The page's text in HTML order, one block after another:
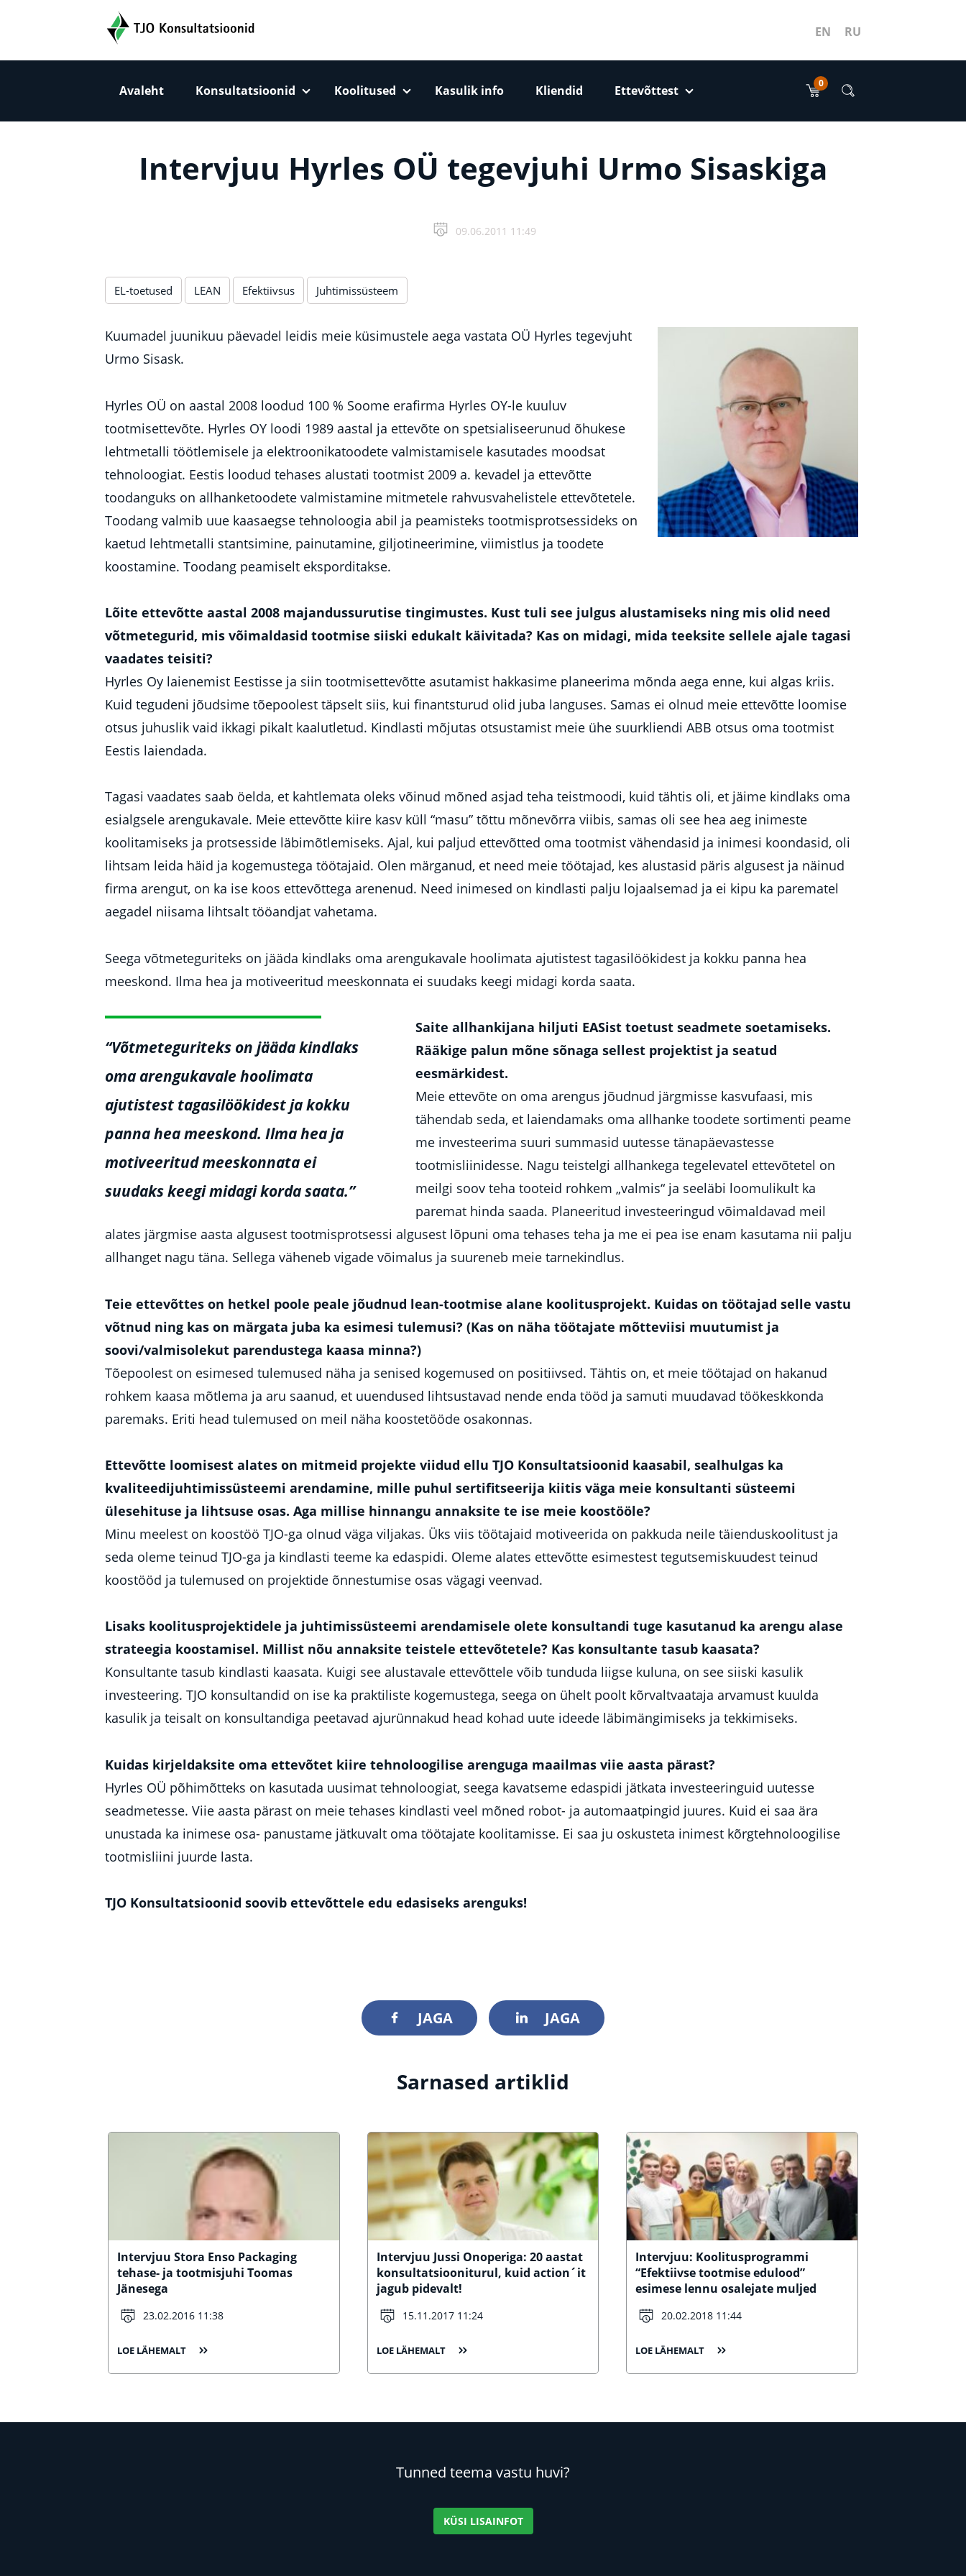
TJO Konsultatsioonid
EN RU
Avaleht Konsultatsioonid Koolitused Kasulik info Kliendid Ettevõttest 0
Peamise sisu sektsioonIntervjuu Hyrles OÜ tegevjuhi Urmo Sisaskiga
09.06.2011 11:49
EL-toetused LEAN Efektiivsus Juhtimissüsteem
Kuumadel juunikuu päevadel leidis meie küsimustele aega vastata OÜ Hyrles tegevjuht
Urmo Sisask.
Hyrles OÜ on aastal 2008 loodud 100 % Soome erafirma Hyrles OY-le kuuluv
tootmisettevõte. Hyrles OY loodi 1989 aastal ja ettevõte on spetsialiseerunud õhukese
lehtmetalli töötlemisele ja elektroonikatoodete valmistamisele kasutades moodsat
tehnoloogiat. Eestis loodud tehases alustati tootmist 2009 a. kevadel ja ettevõtte
toodanguks on allhanketoodete valmistamine mitmetele rahvusvahelistele ettevõtetele.
Toodang valmib uue kaasaegse tehnoloogia abil ja peamisteks tootmisprotsessideks on
kaetud lehtmetalli stantsimine, painutamine, giljotineerimine, viimistlus ja toodete
koostamine. Toodang peamiselt eksporditakse.
Lõite ettevõtte aastal 2008 majandussurutise tingimustes. Kust tuli see julgus alustamiseks ning mis olid need
võtmetegurid, mis võimaldasid tootmise siiski edukalt käivitada? Kas on midagi, mida teeksite sellele ajale tagasi
vaadates teisiti?
Hyrles Oy laienemist Eestisse ja siin tootmisettevõtte asutamist hakkasime planeerima mõnda aega enne, kui algas kriis.
Kuid tegudeni jõudsime tõepoolest täpselt siis, kui finantsturud olid juba languses. Samas ei olnud meie ettevõtte loomise
otsus juhuslik vaid ikkagi pikalt kaalutletud. Kindlasti mõjutas otsustamist meie ühe suurkliendi ABB otsus oma tootmist
Eestis laiendada.
Tagasi vaadates saab öelda, et kahtlemata oleks võinud mõned asjad teha teistmoodi, kuid tähtis oli, et jäime kindlaks oma
esialgsele arengukavale. Meie ettevõtte kiire kasv küll “masu” tõttu mõnevõrra viibis, samas oli see hea aeg inimeste
koolitamiseks ja protsesside läbimõtlemiseks. Ajal, kui paljud ettevõtted oma tootmist vähendasid ja inimesi koondasid, oli
lihtsam leida häid ja kogemustega töötajaid. Olen märganud, et need meie töötajad, kes alustasid päris algusest ja näinud
firma arengut, on ka ise koos ettevõttega arenenud. Need inimesed on kindlasti palju lojaalsemad ja ei kipu ka parematel
aegadel niisama lihtsalt tööandjat vahetama.
Seega võtmeteguriteks on jääda kindlaks oma arengukavale hoolimata ajutistest tagasilöökidest ja kokku panna hea
meeskond. Ilma hea ja motiveeritud meeskonnata ei suudaks keegi midagi korda saata.
“Võtmeteguriteks on jääda kindlaks
oma arengukavale hoolimata
ajutistest tagasilöökidest ja kokku
panna hea meeskond. Ilma hea ja
motiveeritud meeskonnata ei
suudaks keegi midagi korda saata.”
Saite allhankijana hiljuti EASist toetust seadmete soetamiseks.
Rääkige palun mõne sõnaga sellest projektist ja seatud
eesmärkidest.
Meie ettevõte on oma arengus jõudnud järgmisse kasvufaasi, mis
tähendab seda, et laiendamaks oma allhanke toodete sortimenti peame
me investeerima suuri summasid uutesse tänapäevastesse
tootmisliinidesse. Nagu teistelgi allhankega tegelevatel ettevõtetel on
meilgi soov teha tooteid rohkem „valmis“ ja seeläbi loomulikult ka
paremat hinda saada. Planeeritud investeeringud võimaldavad meil
alates järgmise aasta algusest tootmisprotsessi algusest lõpuni oma tehases teha ja me ei pea ise enam kasutama nii palju
allhanget nagu täna. Sellega väheneb vigade võimalus ja suureneb meie tarnekindlus.
Teie ettevõttes on hetkel poole peale jõudnud lean-tootmise alane koolitusprojekt. Kuidas on töötajad selle vastu
võtnud ning kas on märgata juba ka esimesi tulemusi? (Kas on näha töötajate mõtteviisi muutumist ja
soovi/valmisolekut parendustega kaasa minna?)
Tõepoolest on esimesed tulemused näha ja senised kogemused on positiivsed. Tähtis on, et meie töötajad on hakanud
rohkem kaasa mõtlema ja aru saanud, et uuendused lihtsustavad nende enda tööd ja samuti muudavad töökeskkonda
paremaks. Eriti head tulemused on meil näha koostetööde osakonnas.
Ettevõtte loomisest alates on mitmeid projekte viidud ellu TJO Konsultatsioonid kaasabil, sealhulgas ka
kvaliteedijuhtimissüsteemi arendamine, mille puhul sertifitseerija kiitis väga meie konsultanti süsteemi
ülesehituse ja lihtsuse osas. Aga millise hinnangu annaksite te ise meie koostööle?
Minu meelest on koostöö TJO-ga olnud väga viljakas. Üks viis töötajaid motiveerida on pakkuda neile täienduskoolitust ja
seda oleme teinud TJO-ga ja kindlasti teeme ka edaspidi. Oleme alates ettevõtte esimestest tegutsemiskuudest teinud
koostööd ja tulemused on projektide õnnestumise osas vägagi veenvad.
Lisaks koolitusprojektidele ja juhtimissüsteemi arendamisele olete konsultandi tuge kasutanud ka arengu alase
strateegia koostamisel. Millist nõu annaksite teistele ettevõtetele? Kas konsultante tasub kaasata?
Konsultante tasub kindlasti kaasata. Kuigi see alustavale ettevõttele võib tunduda liigse kuluna, on see siiski kasulik
investeering. TJO konsultandid on ise ka praktiliste kogemustega, seega on ühelt poolt kõrvaltvaataja arvamust kuulda
kasulik ja teisalt on konsultandiga peetavad ajurünnakud head kohad uute ideede läbimängimiseks ja tekkimiseks.
Kuidas kirjeldaksite oma ettevõtet kiire tehnoloogilise arenguga maailmas viie aasta pärast?
Hyrles OÜ põhimõtteks on kasutada uusimat tehnoloogiat, seega kavatseme edaspidi jätkata investeeringuid uutesse
seadmetesse. Viie aasta pärast on meie tehases kindlasti veel mõned robot- ja automaatpingid juures. Kuid ei saa ära
unustada ka inimese osa- panustame jätkuvalt oma töötajate koolitamisse. Ei saa ju oskusteta inimest kõrgtehnoloogilise
tootmisliini juurde lasta.
TJO Konsultatsioonid soovib ettevõttele edu edasiseks arenguks!
JAGA JAGA
Sarnased artiklid
Intervjuu Stora Enso Packaging
tehase- ja tootmisjuhi Toomas
Jänesega
23.02.2016 11:38
LOE LÄHEMALT
Intervjuu Jussi Onoperiga: 20 aastat
konsultatsiooniturul, kuid action´it
jagub pidevalt!
15.11.2017 11:24
LOE LÄHEMALT
Intervjuu: Koolitusprogrammi
“Efektiivse tootmise edulood”
esimese lennu osalejate muljed
20.02.2018 11:44
LOE LÄHEMALT
Tunned teema vastu huvi?
KÜSI LISAINFOT